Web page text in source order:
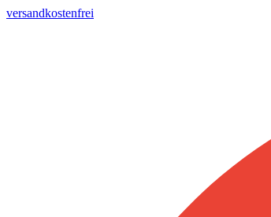
versandkostenfrei